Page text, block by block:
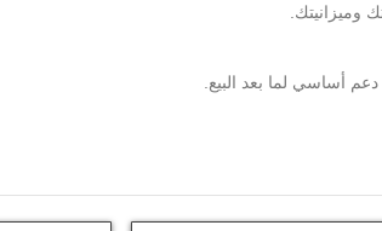
وميزانيتك.
أساسي لما بعد البيع.